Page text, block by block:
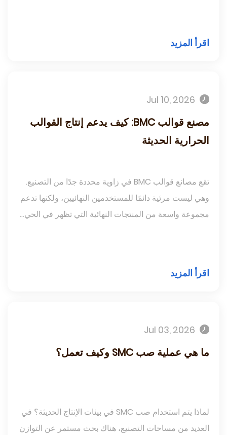
اقرأ المزيد
مصنع قوالب BMC: كيف يدعم إنتاج القوالب
الحرارية الحديثة
تقع مصانع قوالب BMC في زاوية محددة جدًا من التصنيع.
وهي ليست مرئية دائمًا للمستخدمين النهائيين، ولكنها تدعم
مجموعة واسعة من المنتجات النهائية التي تظهر في الحي...
اقرأ المزيد
ما هي عملية صب SMC وكيف تعمل؟
لماذا يتم استخدام صب SMC في بيئات الإنتاج الحديثة؟ في
العديد من مساحات التصنيع، هناك بحث مستمر عن التوازن